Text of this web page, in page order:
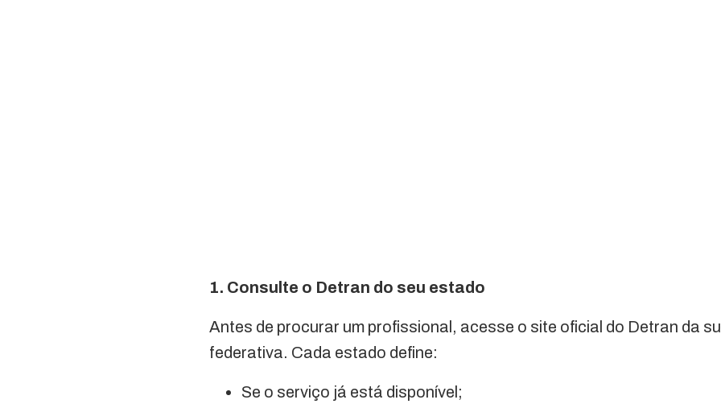
1. Consulte o Detran do seu estado
Antes de procurar um profissional, acesse o site oficial do Detran da
federativa. Cada estado define:
Se o serviço já está disponível;